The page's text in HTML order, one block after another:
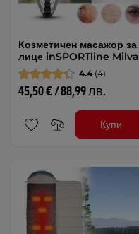
Козметичен масажор за
лице inSPORTline Milva
4.4 (4)
45,50 € / 88,99 лв.
Купи